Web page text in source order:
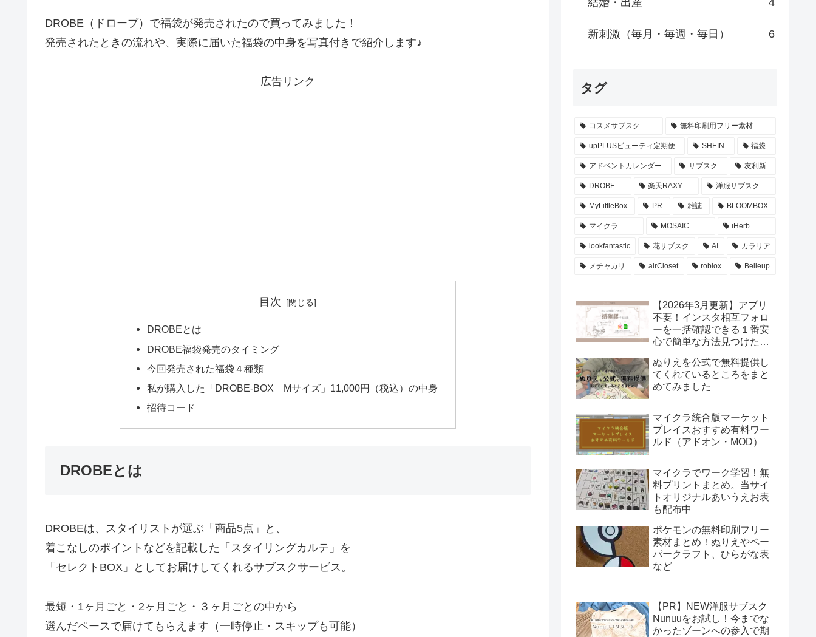
DROBE（ドローブ）で福袋が発売されたので買ってみました！
発売されたときの流れや、実際に届いた福袋の中身を写真付きで紹介します♪
広告リンク
目次
DROBEとは
DROBE福袋発売のタイミング
今回発売された福袋４種類
私が購入した「DROBE-BOX Mサイズ」11,000円（税込）の中身
招待コード
DROBEとは
DROBEは、スタイリストが選ぶ「商品5点」と、
着こなしのポイントなどを記載した「スタイリングカルテ」を
「セレクトBOX」としてお届けしてくれるサブスクサービス。
最短・1ヶ月ごと・2ヶ月ごと・３ヶ月ごとの中から
選んだペースで届けてもらえます（一時停止・スキップも可能）
新刺激（毎月・毎週・毎日） 6
タグ
コスメサブスク 無料印刷用フリー素材
upPLUSビューティ定期便 SHEIN 福袋
アドベントカレンダー サブスク 友利新
DROBE 楽天RAXY 洋服サブスク
MyLittleBox PR 雑誌 BLOOMBOX
マイクラ MOSAIC iHerb
lookfantastic 花サブスク AI カラリア
メチャカリ airCloset roblox Belleup
【2026年3月更新】アプリ
不要！インスタ相互フォロ
ーを一括確認できる１番安
心で簡単な方法見つけた！
ぬりえを公式で無料提供し
てくれているところをまと
めてみました
マイクラ統合版マーケット
プレイスおすすめ有料ワー
ルド（アドオン・MOD）
マイクラでワーク学習！無
料プリントまとめ。当サイ
トオリジナルあいうえお表
も配布中
ポケモンの無料印刷フリー
素材まとめ！ぬりえやペー
パークラフト、ひらがな表
など
【PR】NEW洋服サブスク
Nunuuをお試し！今までな
かったゾーンへの参入で期